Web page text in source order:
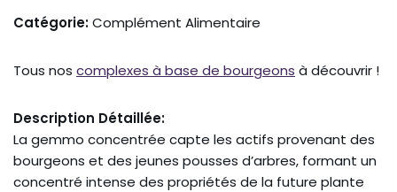
Catégorie:Complément Alimentaire
Tous nos complexes à base de bourgeons à découvrir !
Description Détaillée:
La gemmo concentrée capte les actifs provenant des
bourgeons et des jeunes pousses d’arbres, formant un
concentré intense des propriétés de la future plante